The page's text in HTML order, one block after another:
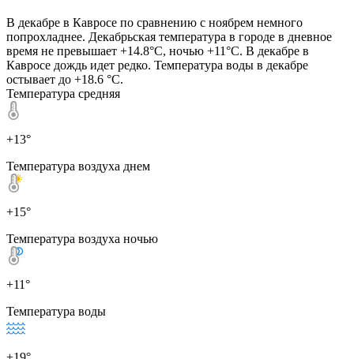
В декабре в Кавросе по сравнению с ноябрем немного
попрохладнее. Декабрьская температура в городе в дневное
время не превышает +14.8°C, ночью +11°C. В декабре в
Кавросе дождь идет редко. Температура воды в декабре
остывает до +18.6 °C.
Температура средняя
+13°
Температура воздуха днем
+15°
Температура воздуха ночью
+11°
Температура воды